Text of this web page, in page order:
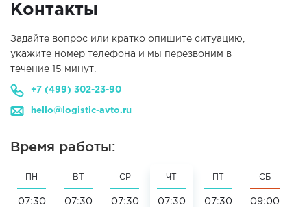
Контакты
Задайте вопрос или кратко опишите ситуацию,
укажите номер телефона и мы перезвоним в
течение 15 минут.
+7 (499) 302-23-90
hello@logistic-avto.ru
Время работы:
ПН
07:30
ВТ
07:30
СР
07:30
ЧТ
07:30
07:30
СБ
09:00